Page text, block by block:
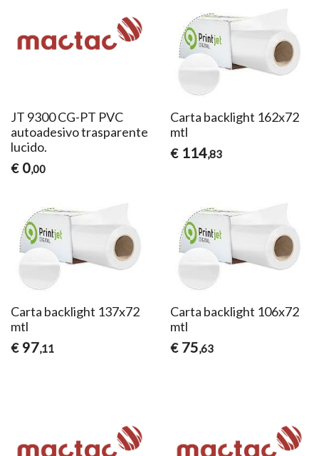
JT 9300 CG-PT PVC
autoadesivo trasparente
lucido.
€ 0,00
Carta backlight 162x72
mtl
€ 114,83
Carta backlight 137x72
mtl
€ 97,11
Carta backlight 106x72
mtl
€ 75,63